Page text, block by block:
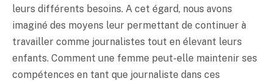
leurs différents besoins. A cet égard, nous avons
imaginé des moyens leur permettant de continuer à
travailler comme journalistes tout en élevant leurs
enfants. Comment une femme peut-elle maintenir ses
compétences en tant que journaliste dans ces